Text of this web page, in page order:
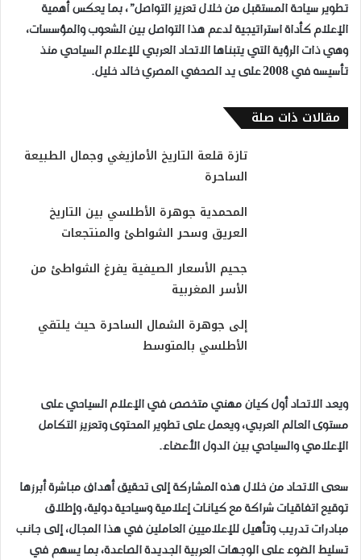
تطوير سياحة المستقبل من خلال تعزيز التواصل”، بما يعكس أهمية
الإعلام كأداة استراتيجية لدعم هذا التواصل بين الشعوب والمؤسسات،
وهي ذات الرؤية التي يتبناها الاتحاد العربي للإعلام السياحي منذ
تأسيسه في 2008 على يد الصحفي المصري خالد خليل.
مقالات ذات صلة
تازة قلعة التاريخ الأمازيغي وجمال الطبيعة
الساحرة
المحمدية جوهرة الأطلسي بين التاريخ
العريق وسحر الشواطئ والمنتجعات
جحيم الأسعار الصيفية يفرغ الشواطئ من
الأسر المغربية
إلى جوهرة الشمال الساحرة حيث يلتقي
الأطلسي بالمتوسط
ويعد الاتحاد أول كيان مهني متخصص في الإعلام السياحي على
مستوى العالم العربي، ويعمل على تطوير المحتوى وتعزيز التكامل
الإعلامي والسياحي بين الدول الأعضاء.
سعى الاتحاد من خلال هذه المشاركة إلى تحقيق أهداف مباشرة أبرزها
توقيع اتفاقيات شراكة مع كيانات إعلامية وسياحية دولية، وإطلاق
مبادرات تدريب وتأهيل للإعلاميين العاملين في هذا المجال، إلى جانب
تسليط الضوء على الوجهات العربية الجديدة الصاعدة، بما يسهم في